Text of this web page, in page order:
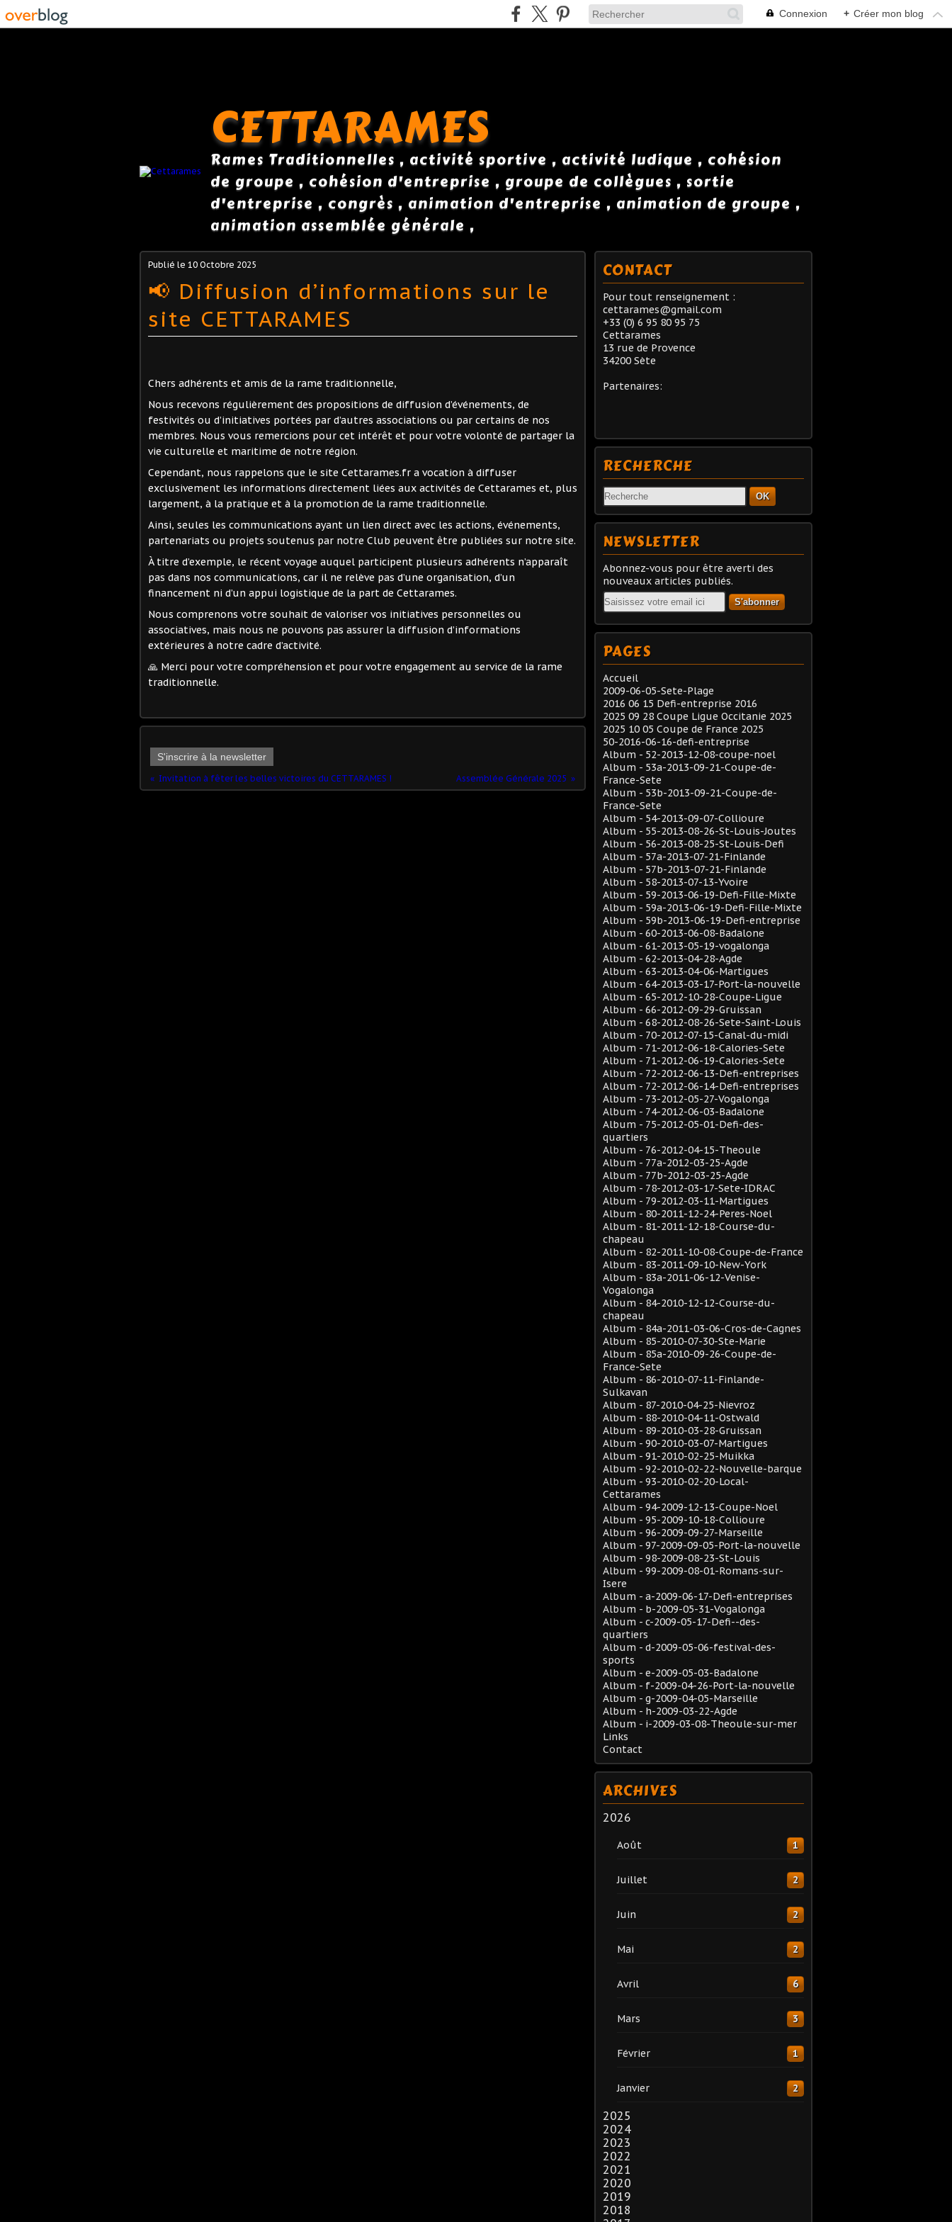
Connexion + Créer mon blog
CETTARAMES
Rames Traditionnelles , activité sportive , activité ludique , cohésion
de groupe , cohésion d'entreprise , groupe de collègues , sortie
d'entreprise , congrès , animation d'entreprise , animation de groupe ,
animation assemblée générale ,
Publié le 10 Octobre 2025
📢 Diffusion d’informations sur le
site CETTARAMES
Chers adhérents et amis de la rame traditionnelle,
Nous recevons régulièrement des propositions de diffusion d’événements, de
festivités ou d’initiatives portées par d’autres associations ou par certains de nos
membres. Nous vous remercions pour cet intérêt et pour votre volonté de partager la
vie culturelle et maritime de notre région.
Cependant, nous rappelons que le site Cettarames.fr a vocation à diffuser
exclusivement les informations directement liées aux activités de Cettarames et, plus
largement, à la pratique et à la promotion de la rame traditionnelle.
Ainsi, seules les communications ayant un lien direct avec les actions, événements,
partenariats ou projets soutenus par notre Club peuvent être publiées sur notre site.
À titre d’exemple, le récent voyage auquel participent plusieurs adhérents n’apparaît
pas dans nos communications, car il ne relève pas d’une organisation, d’un
financement ni d’un appui logistique de la part de Cettarames.
Nous comprenons votre souhait de valoriser vos initiatives personnelles ou
associatives, mais nous ne pouvons pas assurer la diffusion d’informations
extérieures à notre cadre d’activité.
🙏 Merci pour votre compréhension et pour votre engagement au service de la rame
traditionnelle.
S'inscrire à la newsletter
Invitation à fêter les belles victoires du CETTARAMES ! Assemblée Générale 2025
CONTACT
Pour tout renseignement :
cettarames@gmail.com
+33 (0) 6 95 80 95 75
Cettarames
13 rue de Provence
34200 Sète
Partenaires:
RECHERCHE
OK
NEWSLETTER
Abonnez-vous pour être averti des
nouveaux articles publiés.
Email
PAGES
Accueil
2009-06-05-Sete-Plage
2016 06 15 Defi-entreprise 2016
2025 09 28 Coupe Ligue Occitanie 2025
2025 10 05 Coupe de France 2025
50-2016-06-16-defi-entreprise
Album - 52-2013-12-08-coupe-noel
Album - 53a-2013-09-21-Coupe-de-
France-Sete
Album - 53b-2013-09-21-Coupe-de-
France-Sete
Album - 54-2013-09-07-Collioure
Album - 55-2013-08-26-St-Louis-Joutes
Album - 56-2013-08-25-St-Louis-Defi
Album - 57a-2013-07-21-Finlande
Album - 57b-2013-07-21-Finlande
Album - 58-2013-07-13-Yvoire
Album - 59-2013-06-19-Defi-Fille-Mixte
Album - 59a-2013-06-19-Defi-Fille-Mixte
Album - 59b-2013-06-19-Defi-entreprise
Album - 60-2013-06-08-Badalone
Album - 61-2013-05-19-vogalonga
Album - 62-2013-04-28-Agde
Album - 63-2013-04-06-Martigues
Album - 64-2013-03-17-Port-la-nouvelle
Album - 65-2012-10-28-Coupe-Ligue
Album - 66-2012-09-29-Gruissan
Album - 68-2012-08-26-Sete-Saint-Louis
Album - 70-2012-07-15-Canal-du-midi
Album - 71-2012-06-18-Calories-Sete
Album - 71-2012-06-19-Calories-Sete
Album - 72-2012-06-13-Defi-entreprises
Album - 72-2012-06-14-Defi-entreprises
Album - 73-2012-05-27-Vogalonga
Album - 74-2012-06-03-Badalone
Album - 75-2012-05-01-Defi-des-
quartiers
Album - 76-2012-04-15-Theoule
Album - 77a-2012-03-25-Agde
Album - 77b-2012-03-25-Agde
Album - 78-2012-03-17-Sete-IDRAC
Album - 79-2012-03-11-Martigues
Album - 80-2011-12-24-Peres-Noel
Album - 81-2011-12-18-Course-du-
chapeau
Album - 82-2011-10-08-Coupe-de-France
Album - 83-2011-09-10-New-York
Album - 83a-2011-06-12-Venise-
Vogalonga
Album - 84-2010-12-12-Course-du-
chapeau
Album - 84a-2011-03-06-Cros-de-Cagnes
Album - 85-2010-07-30-Ste-Marie
Album - 85a-2010-09-26-Coupe-de-
France-Sete
Album - 86-2010-07-11-Finlande-
Sulkavan
Album - 87-2010-04-25-Nievroz
Album - 88-2010-04-11-Ostwald
Album - 89-2010-03-28-Gruissan
Album - 90-2010-03-07-Martigues
Album - 91-2010-02-25-Muikka
Album - 92-2010-02-22-Nouvelle-barque
Album - 93-2010-02-20-Local-
Cettarames
Album - 94-2009-12-13-Coupe-Noel
Album - 95-2009-10-18-Collioure
Album - 96-2009-09-27-Marseille
Album - 97-2009-09-05-Port-la-nouvelle
Album - 98-2009-08-23-St-Louis
Album - 99-2009-08-01-Romans-sur-
Isere
Album - a-2009-06-17-Defi-entreprises
Album - b-2009-05-31-Vogalonga
Album - c-2009-05-17-Defi--des-
quartiers
Album - d-2009-05-06-festival-des-
sports
Album - e-2009-05-03-Badalone
Album - f-2009-04-26-Port-la-nouvelle
Album - g-2009-04-05-Marseille
Album - h-2009-03-22-Agde
Album - i-2009-03-08-Theoule-sur-mer
Links
Contact
ARCHIVES
2026
Août 1
Juillet 2
Juin 2
Mai 2
Avril 6
Mars 3
Février 1
Janvier 2
2025
2024
2023
2022
2021
2020
2019
2018